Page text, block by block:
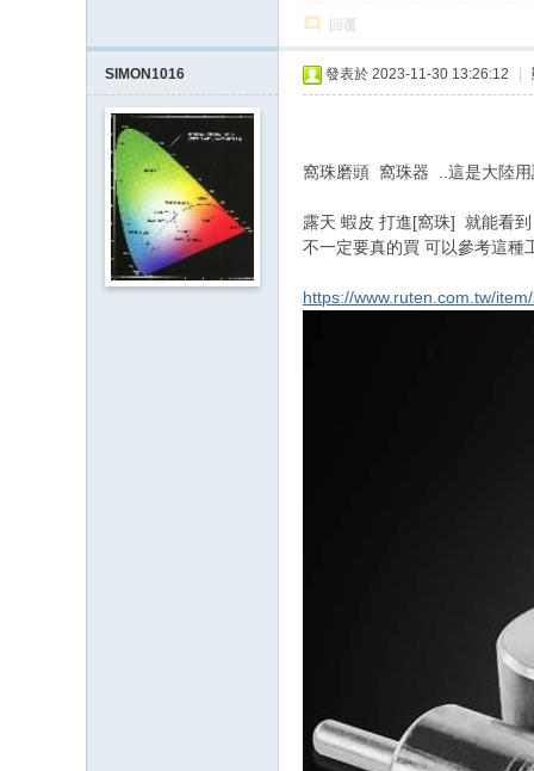
回覆
SIMON1016 發表於 2023-11-30 13:26:12
窩珠磨頭 窩珠器 ..這是大陸
露天 蝦皮 打進[窩珠] 就能看
不一定要真的買 可以參考這種
https://www.ruten.com.tw/